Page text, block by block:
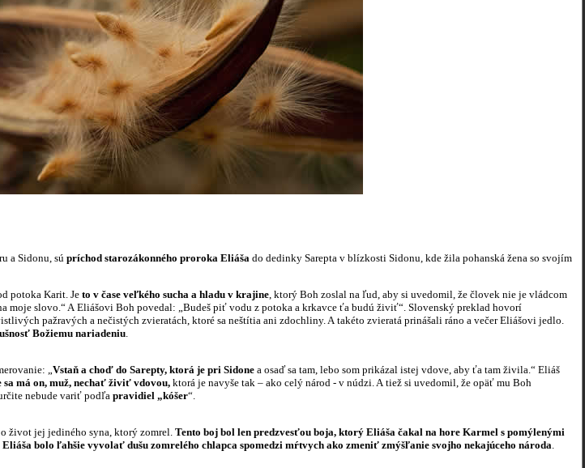
a Sidonu, sú príchod starozákonného proroka Eliáša do dedinky Sarepta v blízkosti Sidonu, kde žila pohanská žena so svojím
potoka Karit. Jeto v čase veľkého sucha a hladu v krajine, ktorý Boh zoslal na ľud, aby si uvedomil, že človek nie je vládcom
moje slovo.“ A Eliášovi Boh povedal: „Budeš piť vodu z potoka a krkavce ťa budú živiť“. Slovenský preklad hovorí
pažravých a nečistých zvieratách, ktoré sa neštítia ani zdochliny. A takéto zvieratá prinášali ráno a večer Eliášovi jedlo.
Božiemu nariadeniu.
„Vstaň a choď do Sarepty, ktorá je pri Sidone a osaď sa tam, lebo som prikázal istej vdove, aby ťa tam živila.“ Eliáš
sa má on, muž, nechať živiť vdovou, ktorá je navyše tak – ako celý národ - v núdzi. A tiež si uvedomil, že opäť mu Boh
nebude variť podľa pravidiel „kóšer“.
život jej jediného syna, ktorý zomrel. Tento boj bol len predzvesťou boja, ktorý Eliáša čakal na hore Karmel s pomýlenými
Eliáša bolo ľahšie vyvolať dušu zomrelého chlapca spomedzi mŕtvych ako zmeniť zmýšľanie svojho nekajúceho národa.